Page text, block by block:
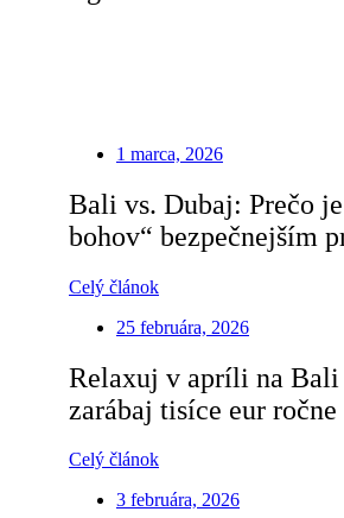
1 marca, 2026
Bali vs. Dubaj: Prečo
bohov“ bezpečnejším
Celý článok
25 februára, 2026
Relaxuj v apríli na Bali
zarábaj tisíce eur ročne
Celý článok
3 februára, 2026